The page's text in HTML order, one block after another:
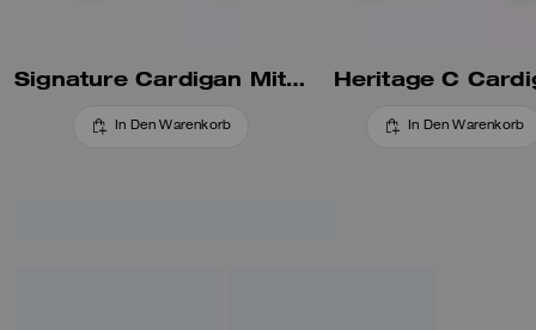
Signature Cardigan Mit V-Ausschnitt Im Relaxed Fit
In Den Warenkorb
Heritage C
In Den Warenkorb